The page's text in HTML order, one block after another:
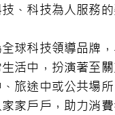
、科技為人服務的
球科技領導品牌
活中，扮演著至關
旅途中或公共場
家戶戶，助力消費